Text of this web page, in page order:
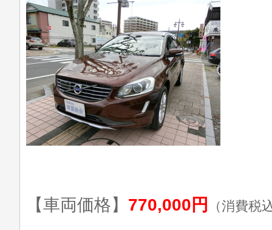
【車両価格】 770,000円 （消費税